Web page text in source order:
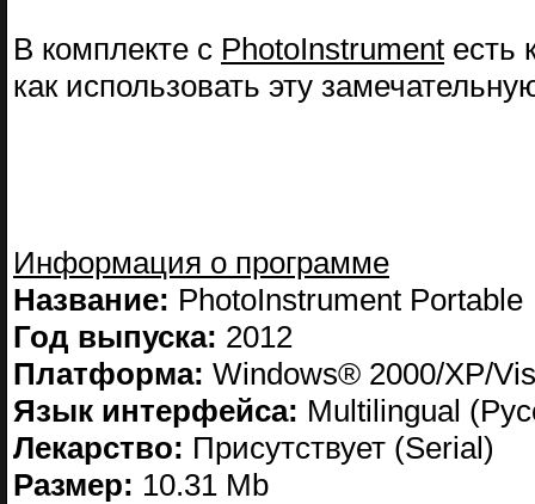
В комплекте с PhotoInstrument есть
как использовать эту
Информация о программе
Название: PhotoInstrument Portable
Год выпуска: 2012
Платформа: Windows® 2000/XP/
Язык интерфейса: Multilingual
Лекарство: Присутствует (Serial)
Размер: 10.31 Mb